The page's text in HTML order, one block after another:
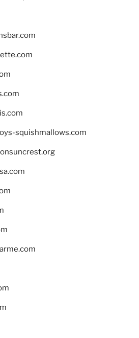
squishmallows.com